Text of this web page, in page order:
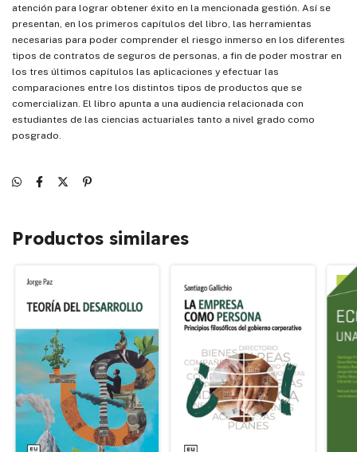
atención para lograr obtener éxito en la mencionada gestión. Así se
presentan, en los primeros capítulos del libro, las herramientas
necesarias para poder comprender el riesgo inmerso en los diferentes
tipos de contratos de seguros de personas, a fin de poder mostrar en
los tres últimos capítulos las aplicaciones y efectuar las
comparaciones entre los distintos tipos de productos que se
comercializan. El libro apunta a una audiencia relacionada con
estudiantes de las ciencias actuariales tanto a nivel grado como
posgrado.
Productos similares